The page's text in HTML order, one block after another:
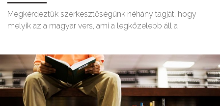
Megkérdeztük szerkesztőségünk néhány tagját, hogy
melyik az a magyar vers, ami a legközelebb áll a